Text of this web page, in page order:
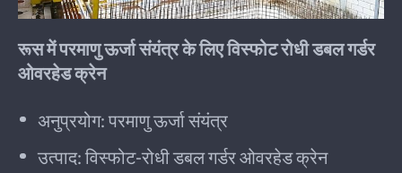
रूस में परमाणु ऊर्जा संयंत्र के लिए विस्फोट रोधी डबल गर्डर
ओवरहेड क्रेन
अनुप्रयोग: परमाणु ऊर्जा संयंत्र
उत्पाद: विस्फोट-रोधी डबल गर्डर ओवरहेड क्रेन